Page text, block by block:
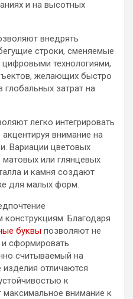
и на высотных
внедрять
строки, сменяемые
технологиями,
желающих быстро
затрат на
легко интегрировать
внимание на
Вариации цветовых
матовых или глянцевых
и камня создают
для малых форм.
Благодаря
буквы позволяют не
сформировать
считываемый на
отличаются
к
внимание к